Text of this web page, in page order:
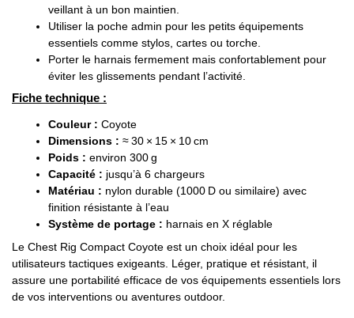
veillant à un bon maintien.
Utiliser la poche admin pour les petits équipements
essentiels comme stylos, cartes ou torche.
Porter le harnais fermement mais confortablement pour
éviter les glissements pendant l’activité.
Fiche technique :
Couleur : Coyote
Dimensions : ≈ 30 × 15 × 10 cm
Poids : environ 300 g
Capacité : jusqu’à 6 chargeurs
Matériau : nylon durable (1000 D ou similaire) avec
finition résistante à l’eau
Système de portage : harnais en X réglable
Le Chest Rig Compact Coyote est un choix idéal pour les
utilisateurs tactiques exigeants. Léger, pratique et résistant, il
assure une portabilité efficace de vos équipements essentiels lors
de vos interventions ou aventures outdoor.